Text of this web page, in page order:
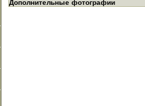
Дополнительные фотографии